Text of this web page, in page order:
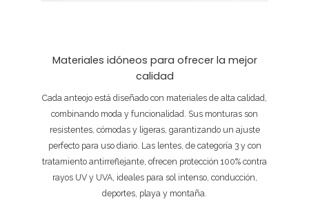
Materiales idóneos para ofrecer la mejor
calidad
Cada anteojo está diseñado con materiales de alta calidad,
combinando moda y funcionalidad. Sus monturas son
resistentes, cómodas y ligeras, garantizando un ajuste
perfecto para uso diario. Las lentes, de categoría 3 y con
tratamiento antirreflejante, ofrecen protección 100% contra
rayos UV y UVA, ideales para sol intenso, conducción,
deportes, playa y montaña.